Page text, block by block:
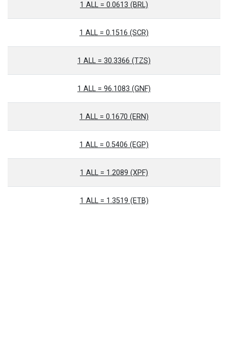
1 ALL = 0.0613 (BRL)
1 ALL = 0.1516 (SCR)
1 ALL = 30.3366 (TZS)
1 ALL = 96.1083 (GNF)
1 ALL = 0.1670 (ERN)
1 ALL = 0.5406 (EGP)
1 ALL = 1.2089 (XPF)
1 ALL = 1.3519 (ETB)